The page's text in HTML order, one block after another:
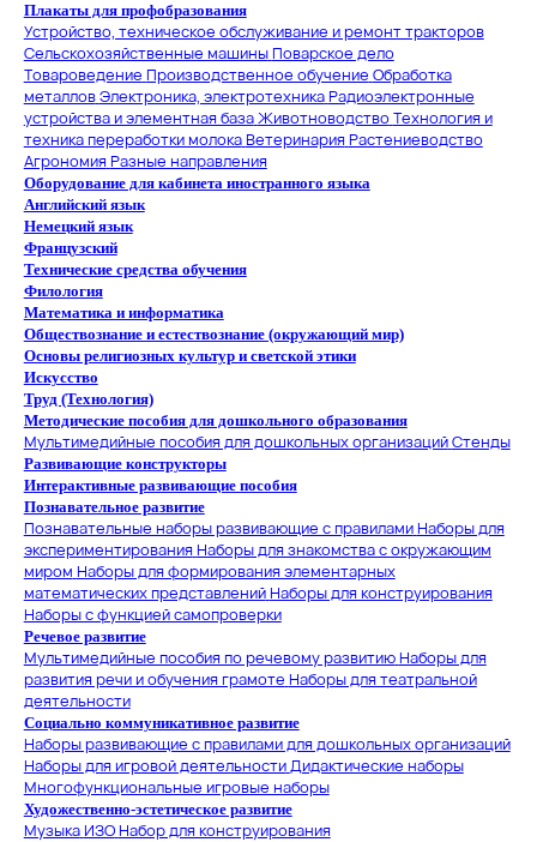
Плакаты для профобразования
Устройство, техническое обслуживание и ремонт тракторов
Сельскохозяйственные машиныПоварское дело
Товароведение Производственное обучение Обработка
металловЭлектроника, электротехникаРадиоэлектронные
устройства и элементная базаЖивотноводствоТехнология и
техника переработки молокаВетеринарияРастениеводство
АгрономияРазные направления
Оборудование для кабинета иностранного языка
Английский язык
Немецкий язык
Французский
Технические средства обучения
Филология
Математика и информатика
Обществознание и естествознание (окружающий мир)
Основы религиозных культур и светской этики
Искусство
Труд (Технология)
Методические пособия для дошкольного образования
Мультимедийные пособия для дошкольных организацийСтенды
Развивающие конструкторы
Интерактивные развивающие пособия
Познавательное развитие
Познавательные наборы развивающие с правиламиНаборы для
экспериментированияНаборы для знакомства с окружающим
миром Наборы для формирования элементарных
математических представленийНаборы для конструирования
Наборы с функцией самопроверки
Речевое развитие
Мультимедийные пособия по речевому развитиюНаборы для
развития речи и обучения грамоте Наборы для театральной
деятельности
Социально коммуникативное развитие
Наборы развивающие с правилами для дошкольных организаций
Наборы для игровой деятельностиДидактические наборы
Многофункциональные игровые наборы
Художественно-эстетическое развитие
Музыка ИЗОНабор для конструирования